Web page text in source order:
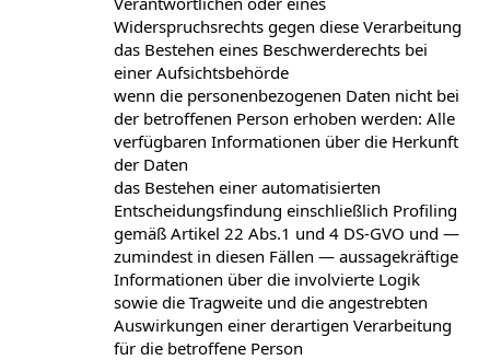
Widerspruchsrechts gegen diese Verarbeitung
das Bestehen eines Beschwerderechts bei
einer Aufsichtsbehörde
wenn die personenbezogenen Daten nicht bei
der betroffenen Person erhoben werden: Alle
verfügbaren Informationen über die Herkunft
der Daten
das Bestehen einer automatisierten
Entscheidungsfindung einschließlich Profiling
gemäß Artikel 22 Abs.1 und 4 DS-GVO und —
zumindest in diesen Fällen — aussagekräftige
Informationen über die involvierte Logik
sowie die Tragweite und die angestrebten
Auswirkungen einer derartigen Verarbeitung
für die betroffene Person